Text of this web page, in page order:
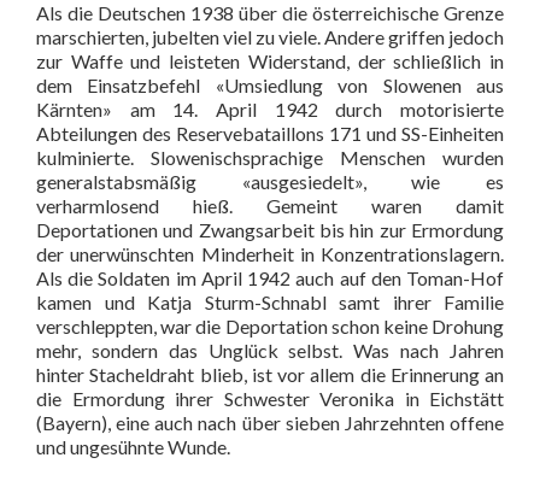
Als die Deutschen 1938 über die österreichische Grenze
marschierten, jubelten viel zu viele. Andere griffen jedoch
zur Waffe und leisteten Widerstand, der schließlich in
dem Einsatzbefehl «Umsiedlung von Slowenen aus
Kärnten» am 14. April 1942 durch motorisierte
Abteilungen des Reservebataillons 171 und SS-Einheiten
kulminierte. Slowenischsprachige Menschen wurden
generalstabsmäßig «ausgesiedelt», wie es
verharmlosend hieß. Gemeint waren damit
Deportationen und Zwangsarbeit bis hin zur Ermordung
der unerwünschten Minderheit in Konzentrationslagern.
Als die Soldaten im April 1942 auch auf den Toman-Hof
kamen und Katja Sturm-Schnabl samt ihrer Familie
verschleppten, war die Deportation schon keine Drohung
mehr, sondern das Unglück selbst. Was nach Jahren
hinter Stacheldraht blieb, ist vor allem die Erinnerung an
die Ermordung ihrer Schwester Veronika in Eichstätt
(Bayern), eine auch nach über sieben Jahrzehnten offene
und ungesühnte Wunde.